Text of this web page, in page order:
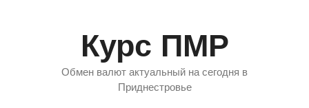
Курс ПМР
Обмен валют актуальный на сегодня в
Приднестровье